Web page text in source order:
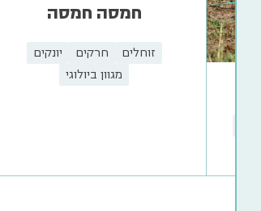
חמסה חמסה
זוחלים חרקים
יונקים
מגוון ביולוגי